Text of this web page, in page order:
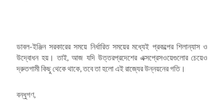
ডাবল-ইঞ্জিন সরকারের সময়ে নির্ধারিত সময়ের মধ্যেই প্রকল্পের শিলান্যাস ও
উদ্বোধন হয়। তাই, আজ যদি উত্তরপ্রদেশের এক্সপ্রেসওয়েগুলোর চেয়েও
দ্রুতগামী কিছু থেকে থাকে, তবে তা হলো এই রাজ্যের উন্নয়নের গতি।
বন্ধুগণ,